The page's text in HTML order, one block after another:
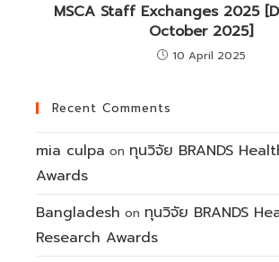
MSCA Staff Exchanges 2025
October 2025]
10 April 2025
Recent Comments
mia culpa on ทุนวิจัย BRANDS
Awards
Bangladesh on ทุนวิจัย BRANDS
Research Awards